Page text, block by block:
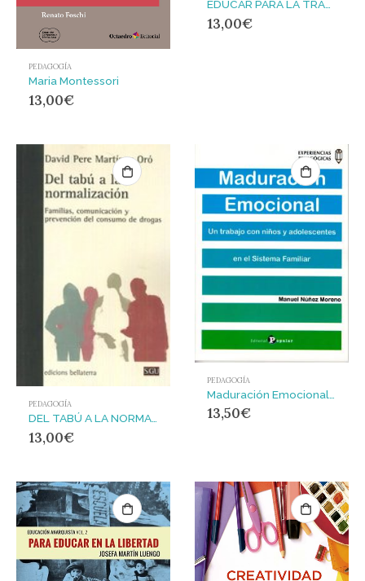
PEDAGOGÍA
Maria Montessori
13,00€
13,00€
PEDAGOGÍA
DEL TABÚ A LA NORMALIZACIÓN : Familias, comunicación y prevención del consumo de drogas
13,00€
PEDAGOGÍA
13,50€